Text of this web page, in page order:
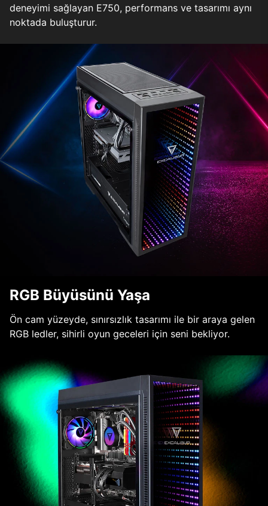
deneyimi sağlayan E750, performans ve tasarımı aynı
noktada buluşturur.
RGB Büyüsünü Yaşa
Ön cam yüzeyde, sınırsızlık tasarımı ile bir araya gelen
RGB ledler, sihirli oyun geceleri için seni bekliyor.